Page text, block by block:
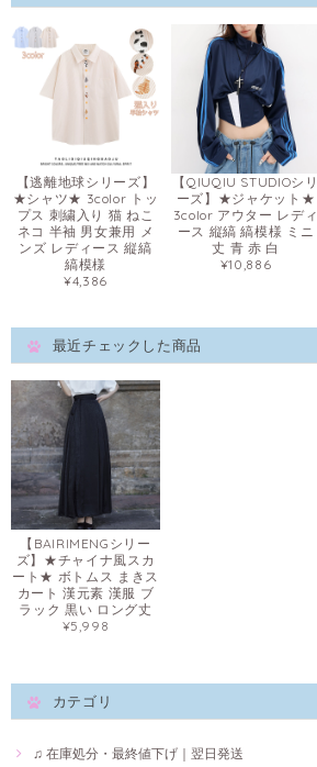
【逃離地球シリーズ】
★シャツ★ 3color トッ
プス 刺繍入り 猫 ねこ
ネコ 半袖 男女兼用 メ
ンズ レディース 縦縞
縞模様
¥4,386
【QIUQIU STUDIOシリ
ーズ】★ジャケット★
3color アウター レディ
ース 縦縞 縞模様 ミニ
丈 青 赤 白
¥10,886
最近チェックした商品
【BAIRIMENGシリー
ズ】★チャイナ風スカ
ート★ ボトムス まきス
カート 漢元素 漢服 ブ
ラック 黒い ロング丈
¥5,998
カテゴリ
♫ 在庫処分・最終値下げ｜翌日発送